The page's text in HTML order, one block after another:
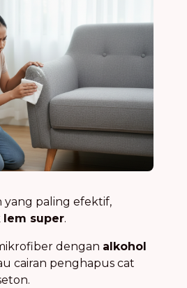
yang paling efektif,
lem super.
dengan alkohol
cairan penghapus cat